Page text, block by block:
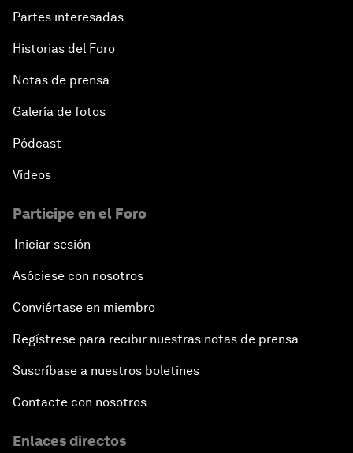
Partes interesadas
Historias del Foro
Notas de prensa
Galería de fotos
Pódcast
Vídeos
Participe en el Foro
Iniciar sesión
Asóciese con nosotros
Conviértase en miembro
Regístrese para recibir nuestras notas de prensa
Suscríbase a nuestros boletines
Contacte con nosotros
Enlaces directos